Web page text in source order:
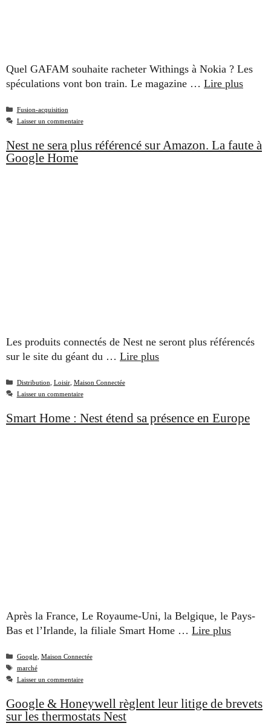
Quel GAFAM souhaite racheter Withings à Nokia ? Les
spéculations vont bon train. Le magazine … Lire plus
Catégories
Fusion-acquisition
Laisser un commentaire
Nest ne sera plus référencé sur Amazon. La faute à
Google Home
Les produits connectés de Nest ne seront plus référencés
sur le site du géant du … Lire plus
Catégories
Distribution Loisir, Maison Connectée
Laisser un commentaire
Smart Home : Nest étend sa présence en Europe
Après la France, Le Royaume-Uni, la Belgique, le Pays-
Bas et l’Irlande, la filiale Smart Home … Lire plus
Catégories
Google, Maison Connectée
Étiquettes
marché
Laisser un commentaire
Google & Honeywell règlent leur litige de brevets
sur les thermostats Nest